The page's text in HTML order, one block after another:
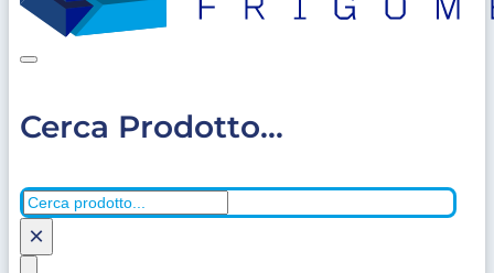
Cerca Prodotto...
Cerca
×